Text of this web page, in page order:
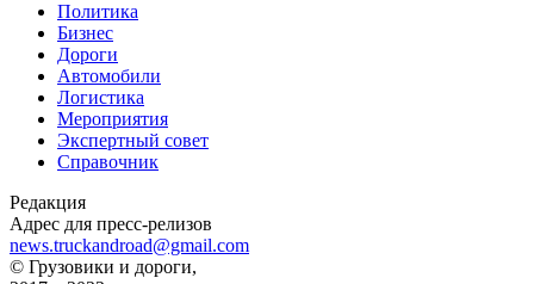
Политика
Бизнес
Дороги
Автомобили
Логистика
Мероприятия
Экспертный совет
Справочник
Редакция
Адрес для пресс-релизов
news.truckandroad@gmail.com
© Грузовики и дороги,